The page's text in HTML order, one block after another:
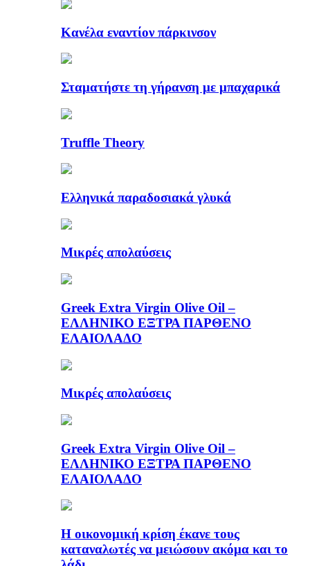
Κανέλα εναντίον πάρκινσον
Σταματήστε τη γήρανση με μπαχαρικά
Truffle Theory
Ελληνικά παραδοσιακά γλυκά
Μικρές απολαύσεις
Greek Extra Virgin Olive Oil –
ΕΛΛΗΝΙΚΟ ΕΞΤΡΑ ΠΑΡΘΕΝΟ
ΕΛΑΙΟΛΑΔΟ
Μικρές απολαύσεις
Greek Extra Virgin Olive Oil –
ΕΛΛΗΝΙΚΟ ΕΞΤΡΑ ΠΑΡΘΕΝΟ
ΕΛΑΙΟΛΑΔΟ
Η οικονομική κρίση έκανε τους
καταναλωτές να μειώσουν ακόμα και το